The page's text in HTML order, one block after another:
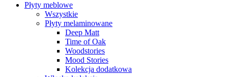
Płyty meblowe
Wszystkie
Płyty melaminowane
Deep Matt
Time of Oak
Woodstories
Mood Stories
Kolekcja dodatkowa